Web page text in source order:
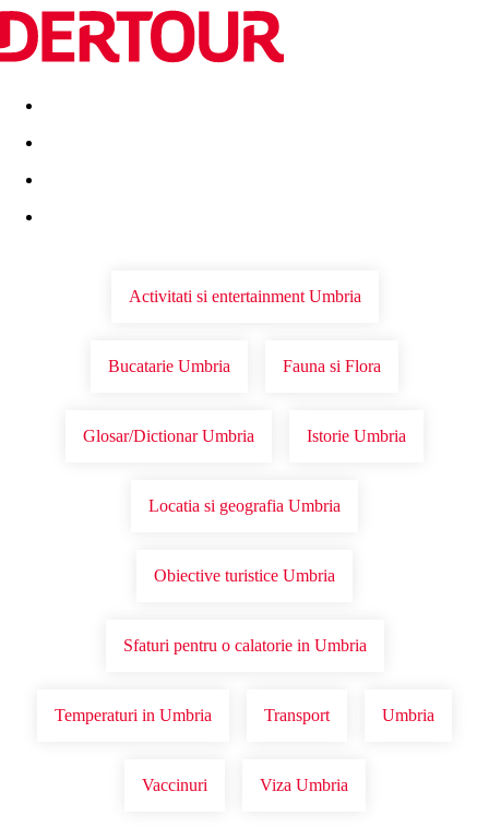
Destinatii Vacanta perfecta OFERTE DE NERATAT
Activitati si entertainment Umbria
Bucatarie Umbria Fauna si Flora
Glosar/Dictionar Umbria Istorie Umbria
Locatia si geografia Umbria
Obiective turistice Umbria
Sfaturi pentru o calatorie in Umbria
Temperaturi in Umbria Transport Umbria
Vaccinuri Viza Umbria